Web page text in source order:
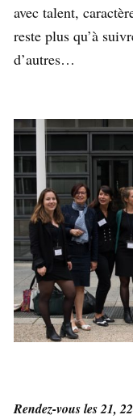
avec talent,
reste plus qu’à
d’autres…
Rendez-vous les 21,